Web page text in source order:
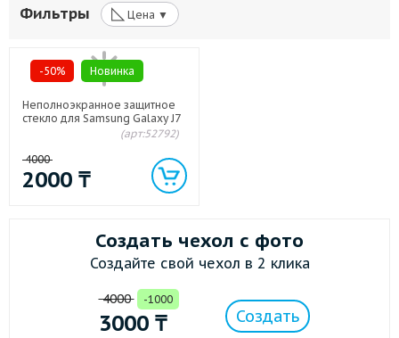
Фильтры ◺ Цена ▼
-50% Новинка
Неполноэкранное защитное
стекло для Samsung Galaxy J7
(арт:52792)
4000
2000 ₸
Создать чехол с фото
Создайте свой чехол в 2 клика
4000 -1000
3000 ₸ Создать